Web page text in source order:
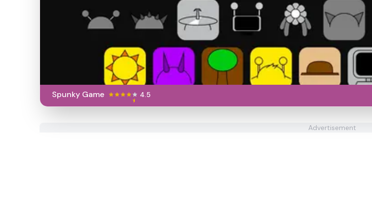
Spunky Game 4.5
Advertisement